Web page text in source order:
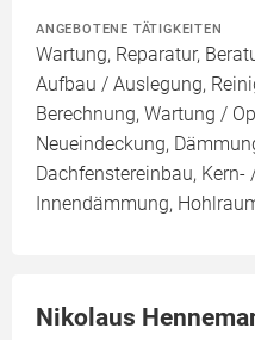
ANGEBOTENE TÄTIGKEITEN
Wartung, Reparatur,
Aufbau / Auslegung,
Berechnung, Wartung /
Neueindeckung,
Dachfenstereinbau,
Innendämmung,
Nikolaus